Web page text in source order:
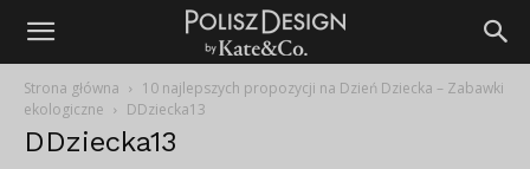
Strona główna
10 najlepszych propozycji na Dzień Dziecka – Zabawki
ekologiczne
DDziecka13
DDziecka13